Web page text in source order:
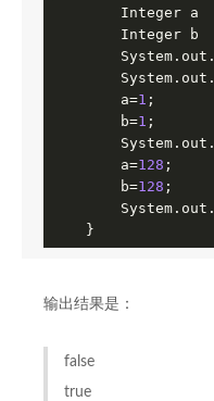
Integer a
Integer b
        a=
1 ;
        b=
1 ;
        a=
128 ;
        b=
128 ;
    }
输出结果是：
false
true